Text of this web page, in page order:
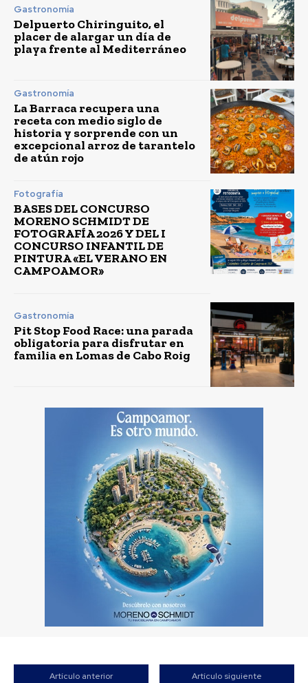
Gastronomía
Delpuerto Chiringuito, el
placer de alargar un día de
playa frente al Mediterráneo
Gastronomía
La Barraca recupera una
receta con medio siglo de
historia y sorprende con un
excepcional arroz de tarantelo
de atún rojo
Fotografía
BASES DEL CONCURSO
MORENO SCHMIDT DE
FOTOGRAFÍA 2026 Y DEL I
CONCURSO INFANTIL DE
PINTURA «EL VERANO EN
CAMPOAMOR»
Gastronomía
Pit Stop Food Race: una parada
obligatoria para disfrutar en
familia en Lomas de Cabo Roig
Artículo anterior Artículo siguiente